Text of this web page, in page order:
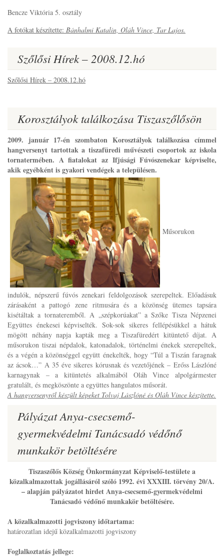
Bencze Viktória 5. osztály
A fotókat készítette: Bánhalmi Katalin, Oláh Vince, Tar Lajos.
Szőlősi Hírek – 2008.12.hó
Szőlősi Hírek – 2008.12.hó
Korosztályok találkozása Tiszaszőlősön
2009. január 17-én szombaton Korosztályok találkozása címmel
hangversenyt tartottak a tiszafüredi művészeti csoportok az iskola
tornatermében. A fiatalokat az Ifjúsági Fúvószenekar képviselte,
akik egyébként is gyakori vendégek a településen.
Műsorukon
indulók, népszerű fúvós zenekari feldolgozások szerepeltek. Előadásuk
zárásaként a pattogó zene ritmusára és a közönség ütemes tapsára
kisétáltak a tornateremből. A „szépkorúakat” a Szőke Tisza Népzenei
Együttes énekesei képviselték. Sok-sok sikeres fellépésükkel a hátuk
mögött néhány napja kapták meg a Tiszafüredért kitüntető díjat. A
műsorukon tiszai népdalok, katonadalok, történelmi énekek szerepeltek,
és a végén a közönséggel együtt énekelték, hogy “Túl a Tiszán faragnak
az ácsok…” A 35 éve sikeres kórusnak és vezetőjének – Erőss Lászlóné
karnagynak – a kitüntetés alkalmából Oláh Vince alpolgármester
gratulált, és megköszönte a együttes hangulatos műsorát.
A hangversenyről készült képeket Tolvaj Lászlóné és Oláh Vince készítette.
Pályázat Anya-csecsemő-
gyermekvédelmi Tanácsadó védőnő
munkakör betöltésére
Tiszaszőlős Község Önkormányzat Képviselő-testülete a
közalkalmazottak jogállásáról szóló 1992. évi XXXIII. törvény 20/A.
– alapján pályázatot hirdet Anya-csecsemő-gyermekvédelmi
Tanácsadó védőnő munkakör betöltésére.
A közalkalmazotti jogviszony időtartama:
határozatlan idejű közalkalmazotti jogviszony
Foglalkoztatás jellege: